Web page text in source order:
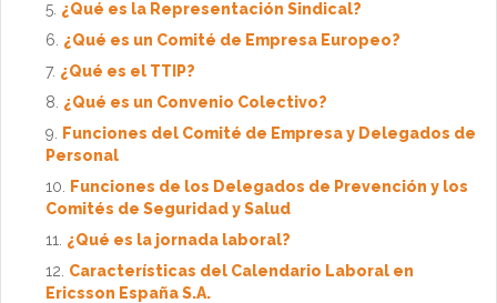
¿Qué es la Representación Sindical?
¿Qué es un Comité de Empresa Europeo?
¿Qué es el TTIP?
¿Qué es un Convenio Colectivo?
Funciones del Comité de Empresa y Delegados de
Personal
Funciones de los Delegados de Prevención y los
Comités de Seguridad y Salud
¿Qué es la jornada laboral?
Características del Calendario Laboral en
Ericsson España S.A.